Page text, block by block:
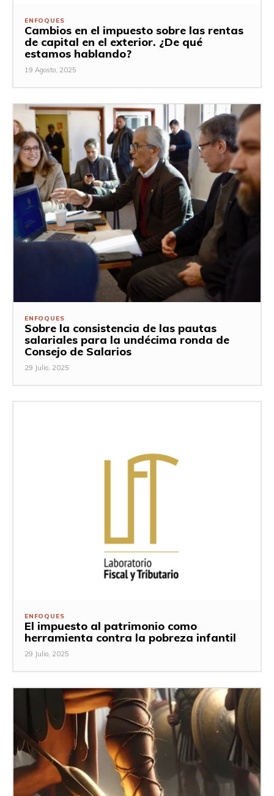
ENFOQUES
Cambios en el impuesto sobre las rentas
de capital en el exterior. ¿De qué
estamos hablando?
19 Agosto, 2025
ENFOQUES
Sobre la consistencia de las pautas
salariales para la undécima ronda de
Consejo de Salarios
29 Julio, 2025
ENFOQUES
El impuesto al patrimonio como
herramienta contra la pobreza infantil
29 Julio, 2025